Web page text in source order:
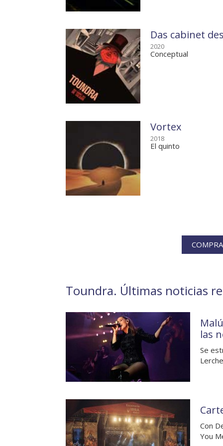
Das cabinet
2020
Conceptual
Vortex
2018
El quinto
Toundra. Últimas noticias
las
Se
Con
You